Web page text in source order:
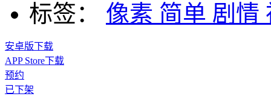
标签：
像素 简单 剧情
安卓版下载
APP Store下载
预约
已下架